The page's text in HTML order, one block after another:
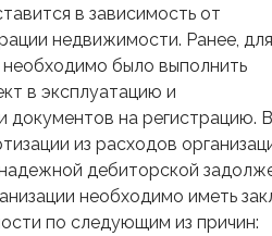
в зависимость от
недвижимости. Ранее, для
было выполнить
в эксплуатацию и
документов на
из расходов
дебиторской
необходимо иметь
по следующим из причин: